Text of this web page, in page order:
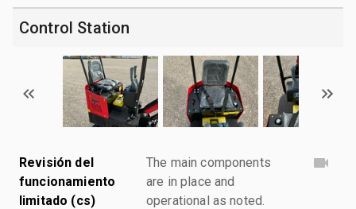
Control Station
Revisión del
funcionamiento
limitado (cs)
The main components
are in place and
operational as noted.